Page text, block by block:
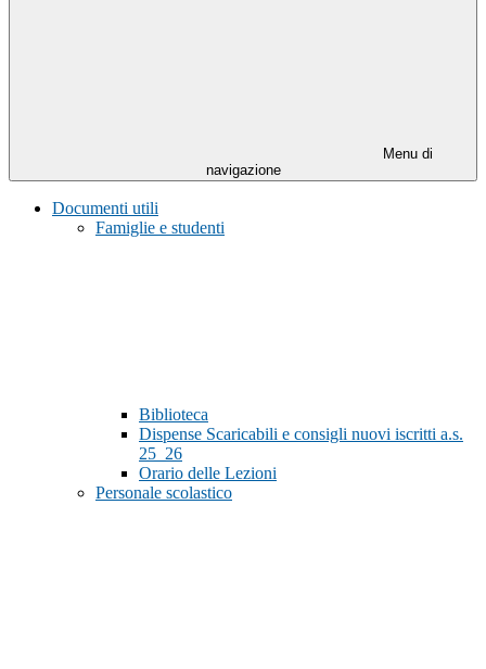
Menu di
navigazione
Documenti utili
Famiglie e studenti
Biblioteca
Dispense Scaricabili e consigli nuovi iscritti a.s.
25_26
Orario delle Lezioni
Personale scolastico